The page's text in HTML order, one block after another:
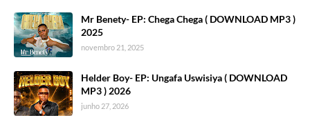
Mr Benety- EP: Chega Chega ( DOWNLOAD MP3 )
2025
novembro 21, 2025
Helder Boy- EP: Ungafa Uswisiya ( DOWNLOAD
MP3 ) 2026
junho 27, 2026